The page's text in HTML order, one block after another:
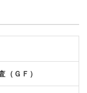
（ＧＦ）